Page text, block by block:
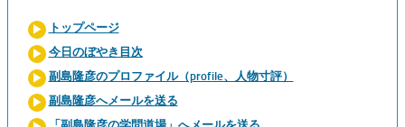
トップページ
今日のぼやき目次
副島隆彦のプロファイル（profile、人物寸評）
副島隆彦へメールを送る
「副島隆彦の学問道場」へメールを送る